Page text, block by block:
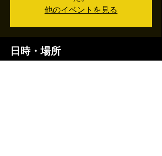
他のイベントを見る
日時・場所